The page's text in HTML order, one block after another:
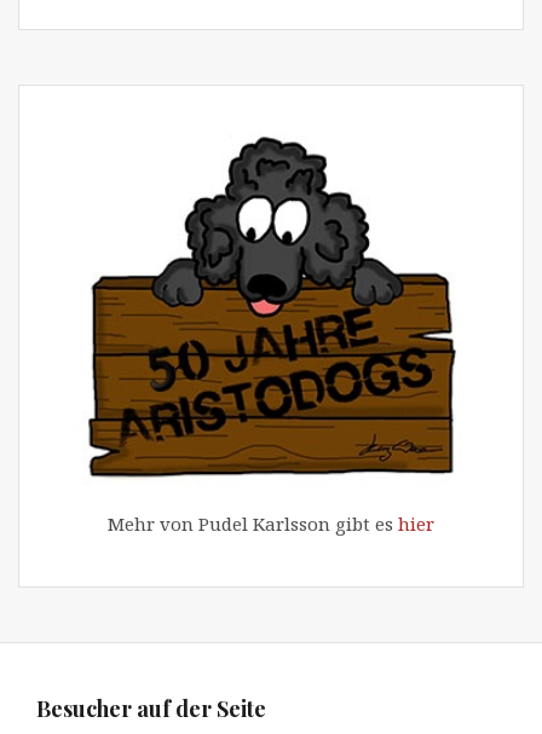
Mehr von Pudel Karlsson gibt es hier
Besucher auf der Seite